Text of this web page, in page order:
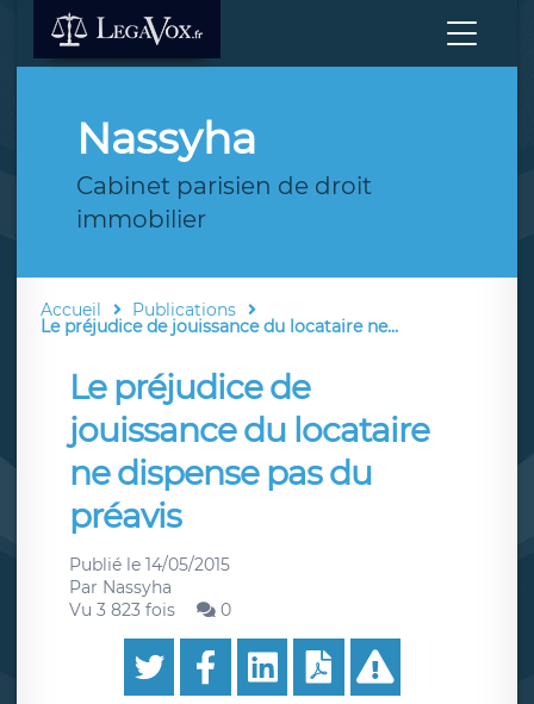
Nassyha
Cabinet parisien de droit
immobilier
Accueil Publications
Le préjudice de jouissance du locataire ne...
Le préjudice de
jouissance du locataire
ne dispense pas du
préavis
Publié le 14/05/2015
Par Nassyha
Vu 3 823 fois
0